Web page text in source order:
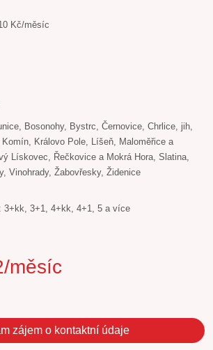
Kč/měsíc
Bosonohy, Bystrc, Černovice, Chrlice, jih,
Královo Pole, Líšeň, Maloměřice a
Lískovec, Řečkovice a Mokrá Hora, Slatina,
Vinohrady, Žabovřesky, Židenice
3+kk, 3+1, 4+kk, 4+1, 5 a více
měsíc
zájem o kontaktní údaje